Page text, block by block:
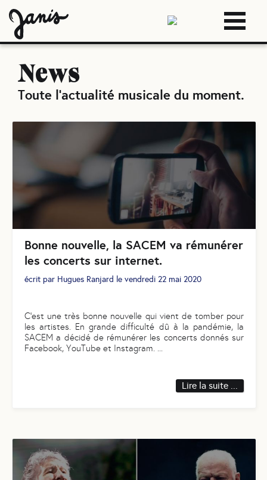
News
Toute l'actualité musicale du moment.
Bonne nouvelle, la SACEM va rémunérer
les concerts sur internet.
écrit par Hugues Ranjard le vendredi 22 mai 2020
C’est une très bonne nouvelle qui vient de tomber pour
les artistes. En grande difficulté dû à la pandémie, la
SACEM a décidé de rémunérer les concerts donnés sur
Facebook, YouTube et Instagram.
Lire la suite ...